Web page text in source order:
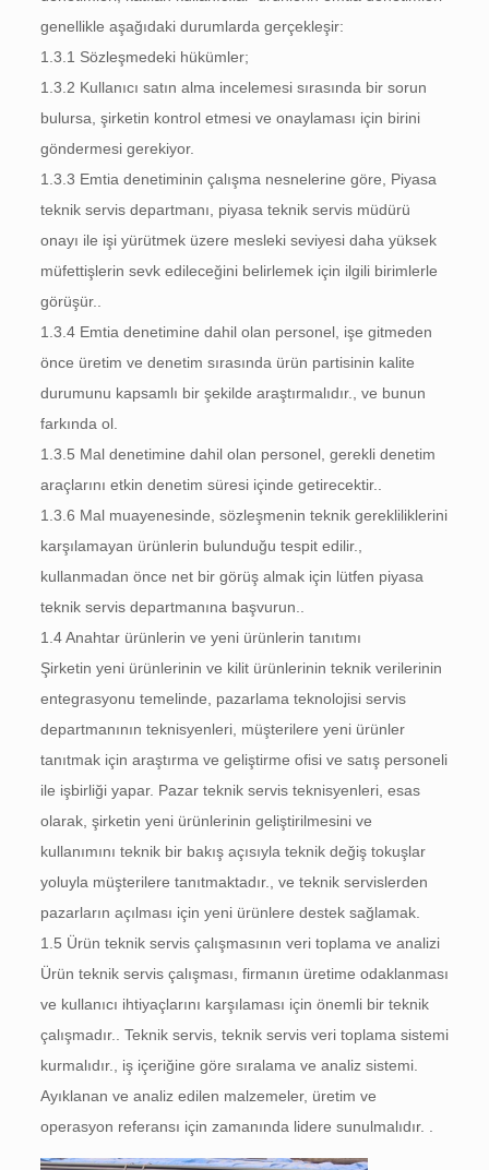
genellikle aşağıdaki durumlarda gerçekleşir:
1.3.1 Sözleşmedeki hükümler;
1.3.2 Kullanıcı satın alma incelemesi sırasında bir sorun
bulursa, şirketin kontrol etmesi ve onaylaması için birini
göndermesi gerekiyor.
1.3.3 Emtia denetiminin çalışma nesnelerine göre, Piyasa
teknik servis departmanı, piyasa teknik servis müdürü
onayı ile işi yürütmek üzere mesleki seviyesi daha yüksek
müfettişlerin sevk edileceğini belirlemek için ilgili birimlerle
görüşür..
1.3.4 Emtia denetimine dahil olan personel, işe gitmeden
önce üretim ve denetim sırasında ürün partisinin kalite
durumunu kapsamlı bir şekilde araştırmalıdır., ve bunun
farkında ol.
1.3.5 Mal denetimine dahil olan personel, gerekli denetim
araçlarını etkin denetim süresi içinde getirecektir..
1.3.6 Mal muayenesinde, sözleşmenin teknik gerekliliklerini
karşılamayan ürünlerin bulunduğu tespit edilir.,
kullanmadan önce net bir görüş almak için lütfen piyasa
teknik servis departmanına başvurun..
1.4 Anahtar ürünlerin ve yeni ürünlerin tanıtımı
Şirketin yeni ürünlerinin ve kilit ürünlerinin teknik verilerinin
entegrasyonu temelinde, pazarlama teknolojisi servis
departmanının teknisyenleri, müşterilere yeni ürünler
tanıtmak için araştırma ve geliştirme ofisi ve satış personeli
ile işbirliği yapar. Pazar teknik servis teknisyenleri, esas
olarak, şirketin yeni ürünlerinin geliştirilmesini ve
kullanımını teknik bir bakış açısıyla teknik değiş tokuşlar
yoluyla müşterilere tanıtmaktadır., ve teknik servislerden
pazarların açılması için yeni ürünlere destek sağlamak.
1.5 Ürün teknik servis çalışmasının veri toplama ve analizi
Ürün teknik servis çalışması, firmanın üretime odaklanması
ve kullanıcı ihtiyaçlarını karşılaması için önemli bir teknik
çalışmadır.. Teknik servis, teknik servis veri toplama sistemi
kurmalıdır., iş içeriğine göre sıralama ve analiz sistemi.
Ayıklanan ve analiz edilen malzemeler, üretim ve
operasyon referansı için zamanında lidere sunulmalıdır. .